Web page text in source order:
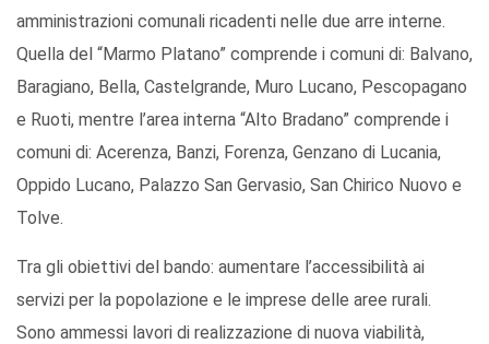
amministrazioni comunali ricadenti nelle due arre interne.
Quella del “Marmo Platano” comprende i comuni di: Balvano,
Baragiano, Bella, Castelgrande, Muro Lucano, Pescopagano
e Ruoti, mentre l’area interna “Alto Bradano” comprende i
comuni di: Acerenza, Banzi, Forenza, Genzano di Lucania,
Oppido Lucano, Palazzo San Gervasio, San Chirico Nuovo e
Tolve.
Tra gli obiettivi del bando: aumentare l’accessibilità ai
servizi per la popolazione e le imprese delle aree rurali.
Sono ammessi lavori di realizzazione di nuova viabilità,